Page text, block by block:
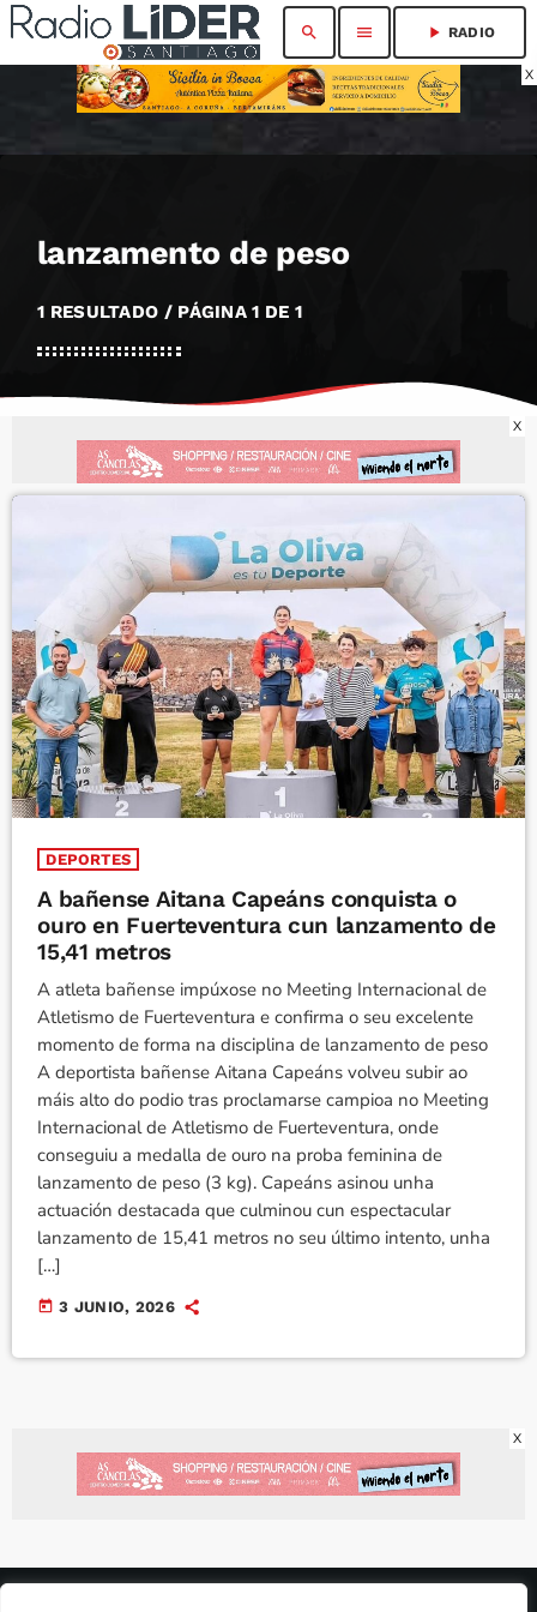
X
search menu play_arrow RADIO
lanzamento de peso
1 RESULTADO / PÁGINA 1 DE 1
X
DEPORTES
A bañense Aitana Capeáns conquista o
ouro en Fuerteventura cun lanzamento de
15,41 metros
A atleta bañense impúxose no Meeting Internacional de
Atletismo de Fuerteventura e confirma o seu excelente
momento de forma na disciplina de lanzamento de peso
A deportista bañense Aitana Capeáns volveu subir ao
máis alto do podio tras proclamarse campioa no Meeting
Internacional de Atletismo de Fuerteventura, onde
conseguiu a medalla de ouro na proba feminina de
lanzamento de peso (3 kg). Capeáns asinou unha
actuación destacada que culminou cun espectacular
lanzamento de 15,41 metros no seu último intento, unha
[…]
today 3 JUNIO, 2026
X